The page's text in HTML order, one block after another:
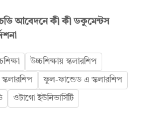
আবেদনে কী কী ডকুমেন্টস
উচ্চশিক্ষায় স্কলারশিপ
ফুল-ফান্ডেড এ স্কলারশিপ
ওটাগো ইউনিভার্সিটি